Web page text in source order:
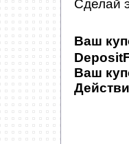
Сделай
Ваш
Ваш